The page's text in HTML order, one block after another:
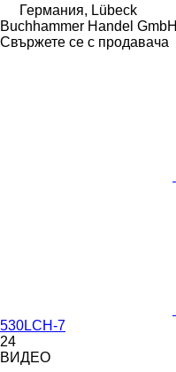
Германия, Lübeck
Buchhammer Handel GmbH
Свържете се с продавача
530LCH-7
24
ВИДЕО